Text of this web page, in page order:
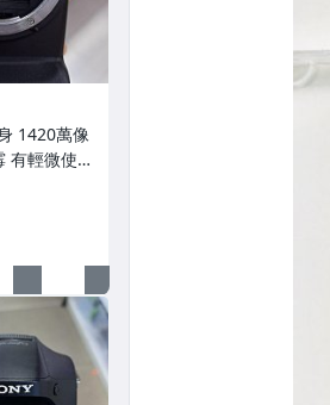
1420萬像
有輕微使用
拆修無翻